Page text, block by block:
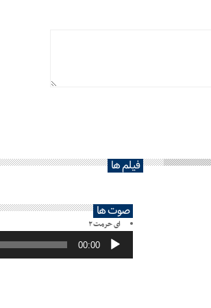
فیلم ها
صوت ها
ای حرمت ۲
پخش‌کننده
صوت 00:00